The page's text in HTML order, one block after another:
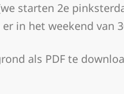
starten 2e
in het weekend van
als PDF te